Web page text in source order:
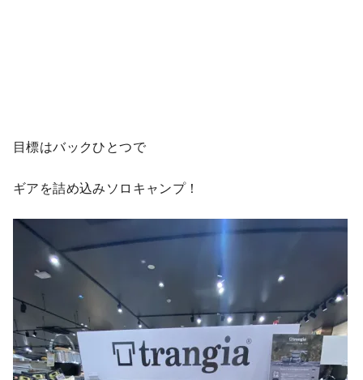
目標はバックひとつで
ギアを詰め込みソロキャンプ！